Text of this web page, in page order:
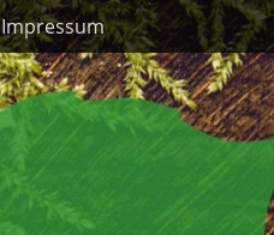
Impressum